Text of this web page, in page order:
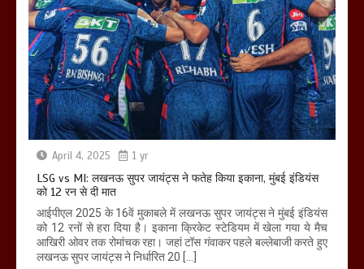
April 4, 2025 1 yr
LSG vs MI: लखनऊ सुपर जायंट्स ने फतेह किया इकाना, मुंबई इंडियंस
को 12 रन से दी मात
आईपीएल 2025 के 16वें मुकाबले में लखनऊ सुपर जायंट्स ने मुंबई इंडियंस
को 12 रनों से हरा दिया है। इकाना क्रिकेट स्टेडियम में खेला गया ये मैच
आखिरी ओवर तक रोमांचक रहा। जहां टॉस गंवाकर पहले बल्लेबाजी करते हुए
लखनऊ सुपर जायंट्स ने निर्धारित 20 […]